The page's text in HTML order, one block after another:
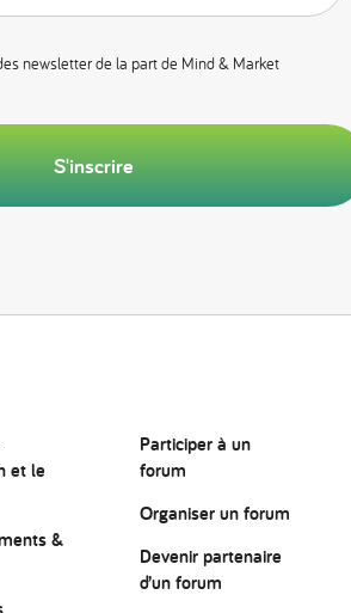
newsletter de la part de Mind & Market
S'inscrire
et le
&
Participer à un
forum
Organiser un forum
Devenir partenaire
d’un forum